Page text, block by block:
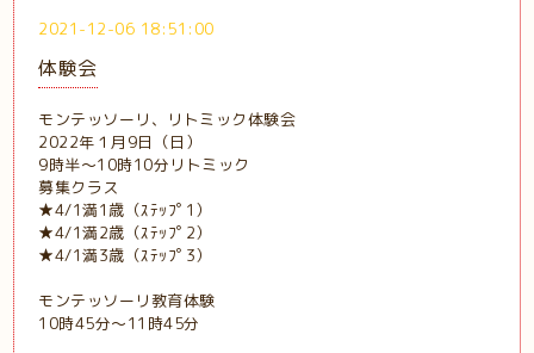
2021-12-06 18:51:00
体験会
モンテッソーリ、リトミック体験会
2022年１月9日（日）
9時半〜10時10分リトミック
募集クラス
★4/1満1歳（ｽﾃｯﾌﾟ1）
★4/1満2歳（ｽﾃｯﾌﾟ2）
★4/1満3歳（ｽﾃｯﾌﾟ3）
モンテッソーリ教育体験
10時45分〜11時45分